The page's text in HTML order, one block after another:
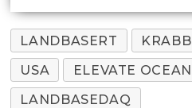
LANDBASERT
USA
ELEVATE OCEAN
LANDBASEDAQ